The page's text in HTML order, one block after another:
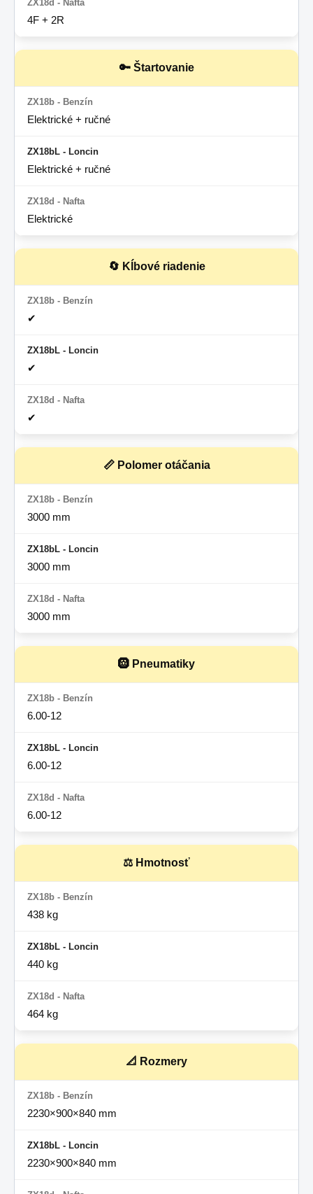
4F + 2R
🔑 Štartovanie
Elektrické + ručné
Elektrické + ručné
Elektrické
🔄 Kĺbové riadenie
✔
✔
✔
📏 Polomer otáčania
3000 mm
3000 mm
3000 mm
🛞 Pneumatiky
6.00-12
6.00-12
6.00-12
⚖ Hmotnosť
438 kg
440 kg
464 kg
📐 Rozmery
2230×900×840 mm
2230×900×840 mm